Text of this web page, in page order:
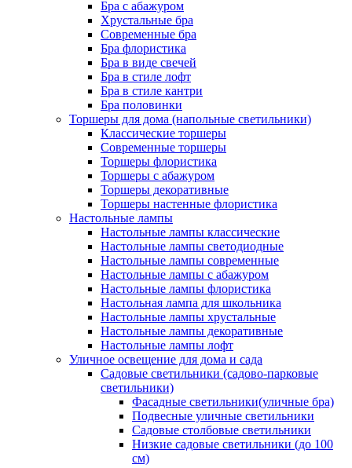
Бра с абажуром
Хрустальные бра
Современные бра
Бра флористика
Бра в виде свечей
Бра в стиле лофт
Бра в стиле кантри
Бра половинки
Торшеры для дома (напольные светильники)
Классические торшеры
Современные торшеры
Торшеры флористика
Торшеры с абажуром
Торшеры декоративные
Торшеры настенные флористика
Настольные лампы
Настольные лампы классические
Настольные лампы светодиодные
Настольные лампы современные
Настольные лампы с абажуром
Настольные лампы флористика
Настольная лампа для школьника
Настольные лампы хрустальные
Настольные лампы декоративные
Настольные лампы лофт
Уличное освещение для дома и сада
Садовые светильники (садово-парковые
светильники)
Фасадные светильники(уличные бра)
Подвесные уличные светильники
Садовые столбовые светильники
Низкие садовые светильники (до 100
см)